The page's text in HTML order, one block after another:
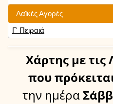
Λαϊκές Αγορές
Γ' Πειραιά
Χάρτης με τις
που
την ημέρα